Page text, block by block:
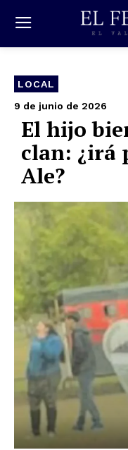
LOCAL
9 de junio de 2026
El hijo
clan: ¿irá
Ale?